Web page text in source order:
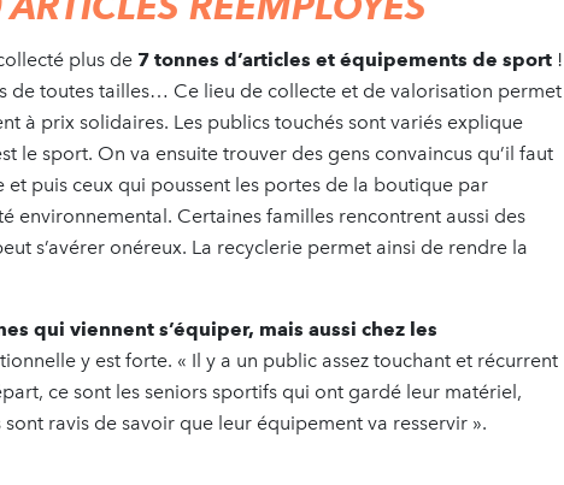
plus de 7 tonnes d’articles et équipements de sport !
de toutes tailles… Ce lieu de collecte et de valorisation permet
à prix solidaires. Les publics touchés sont variés explique
le sport. On va ensuite trouver des gens convaincus qu’il faut
et puis ceux qui poussent les portes de la boutique par
environnemental. Certaines familles rencontrent aussi des
s’avérer onéreux. La recyclerie permet ainsi de rendre la
qui viennent s’équiper, mais aussi chez les
y est forte. « Il y a un public assez touchant et récurrent
ce sont les seniors sportifs qui ont gardé leur matériel,
ravis de savoir que leur équipement va resservir ».